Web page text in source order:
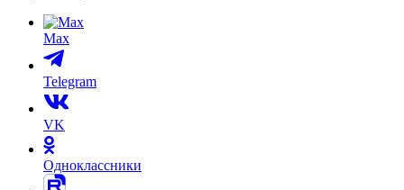
Max
Telegram
VK
Одноклассники